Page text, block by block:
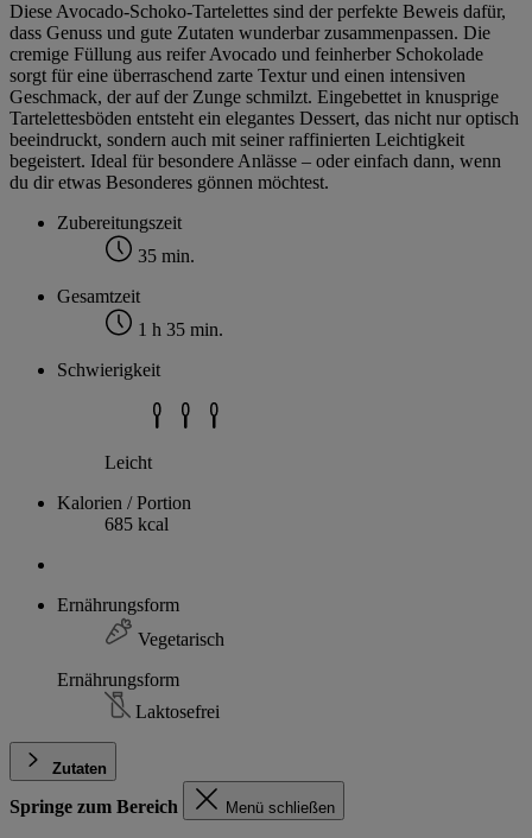
Diese Avocado-Schoko-Tartelettes sind der perfekte Beweis dafür,
dass Genuss und gute Zutaten wunderbar zusammenpassen. Die
cremige Füllung aus reifer Avocado und feinherber Schokolade
sorgt für eine überraschend zarte Textur und einen intensiven
Geschmack, der auf der Zunge schmilzt. Eingebettet in knusprige
Tartelettesböden entsteht ein elegantes Dessert, das nicht nur optisch
beeindruckt, sondern auch mit seiner raffinierten Leichtigkeit
begeistert. Ideal für besondere Anlässe – oder einfach dann, wenn
du dir etwas Besonderes gönnen möchtest.
Zubereitungszeit
35 min.
Gesamtzeit
1 h 35 min.
Schwierigkeit
Leicht
Kalorien / Portion
685 kcal
Ernährungsform
Vegetarisch
Ernährungsform
Laktosefrei
Zutaten
Springe zum Bereich Menü schließen